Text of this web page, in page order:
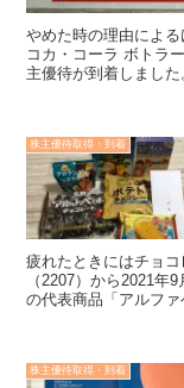
やめた時の理由によ
コカ・コーラ ボトラ
主優待が到着しまし
株主優待取得・到着
疲れたときにはチョ
（2207）から2021年
の代表商品「アルフ
株主優待取得・到着